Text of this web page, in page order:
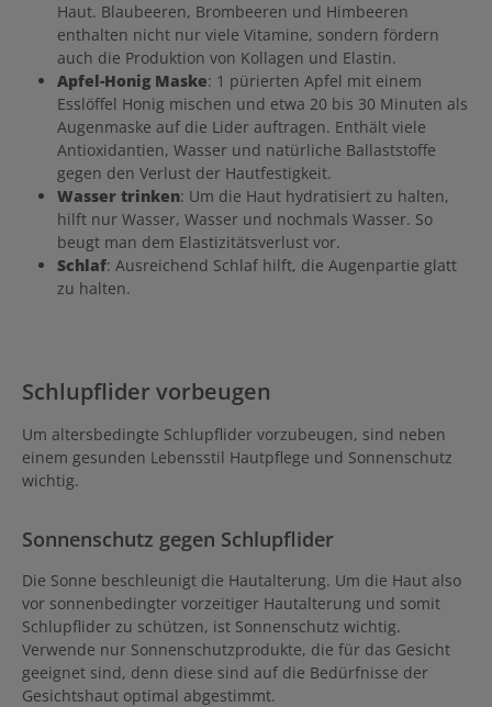
Haut. Blaubeeren, Brombeeren und Himbeeren
enthalten nicht nur viele Vitamine, sondern fördern
auch die Produktion von Kollagen und Elastin.
Apfel-Honig Maske: 1 pürierten Apfel mit einem
Esslöffel Honig mischen und etwa 20 bis 30 Minuten als
Augenmaske auf die Lider auftragen. Enthält viele
Antioxidantien, Wasser und natürliche Ballaststoffe
gegen den Verlust der Hautfestigkeit.
Wasser trinken: Um die Haut hydratisiert zu halten,
hilft nur Wasser, Wasser und nochmals Wasser. So
beugt man dem Elastizitätsverlust vor.
Schlaf: Ausreichend Schlaf hilft, die Augenpartie glatt
zu halten.
Schlupflider vorbeugen
Um altersbedingte Schlupflider vorzubeugen, sind neben
einem gesunden Lebensstil Hautpflege und Sonnenschutz
wichtig.
Sonnenschutz gegen Schlupflider
Die Sonne beschleunigt die Hautalterung. Um die Haut also
vor sonnenbedingter vorzeitiger Hautalterung und somit
Schlupflider zu schützen, ist Sonnenschutz wichtig.
Verwende nur Sonnenschutzprodukte, die für das Gesicht
geeignet sind, denn diese sind auf die Bedürfnisse der
Gesichtshaut optimal abgestimmt.